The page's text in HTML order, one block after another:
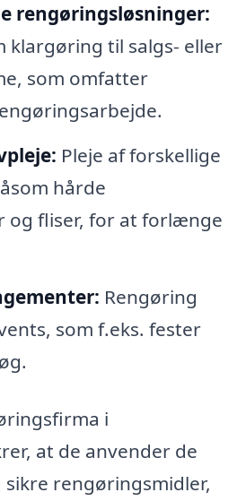
rengøringsløsninger:
klargøring til salgs- eller
som omfatter
Pleje af forskellige
hårde
fliser, for at forlænge
Rengøring
som f.eks. fester
i
at de anvender de
rengøringsmidler,